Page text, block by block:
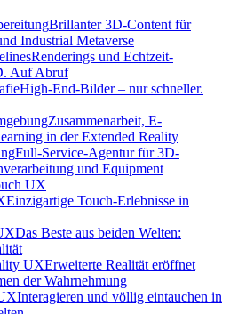
Brillanter 3D-Content für
Industrial Metaverse
Renderings und Echtzeit-
Auf Abruf
High-End-Bilder – nur schneller.
Zusammenarbeit, E-
in der Extended Reality
Full-Service-Agentur für 3D-
und Equipment
UX
Einzigartige Touch-Erlebnisse in
Das Beste aus beiden Welten:
UXErweiterte Realität eröffnet
der Wahrnehmung
Interagieren und völlig eintauchen in